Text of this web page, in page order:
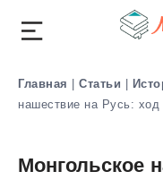
Главная | Статьи |
нашествие на Русь:
Монгольское